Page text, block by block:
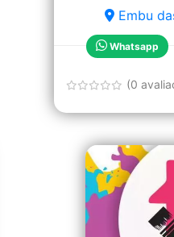
Embu
Whatsapp
(0